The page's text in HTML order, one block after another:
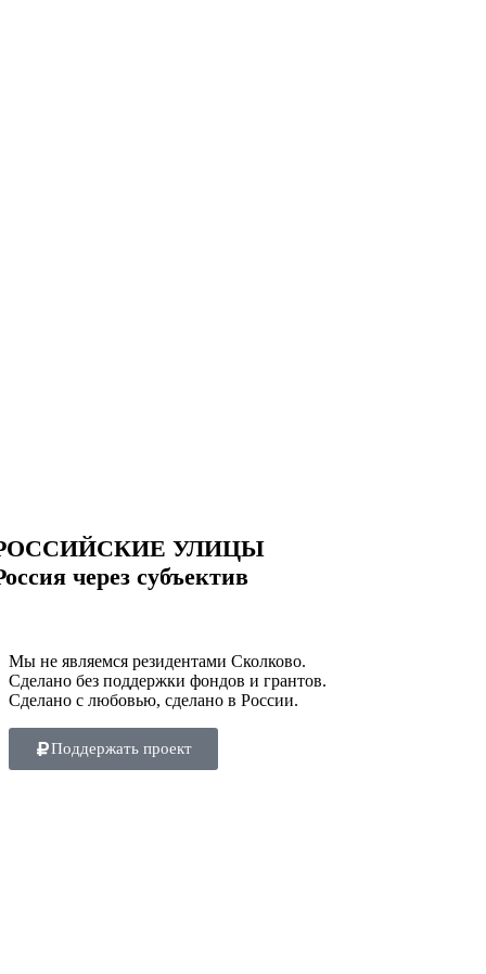
УЛИЦЫ
через субъектив
Мы не являемся резидентами Сколково.
Сделано без поддержки фондов и грантов.
Сделано с любовью, сделано в России.
Поддержать проект